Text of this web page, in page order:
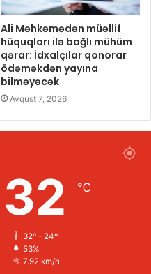
Ali Məhkəmədən müəllif
hüquqları ilə bağlı mühüm
qərar: İdxalçılar qonorar
ödəməkdən yayına
bilməyəcək
Avqust 7, 2026
32 ℃
32º - 24º
53%
7.92 km/h